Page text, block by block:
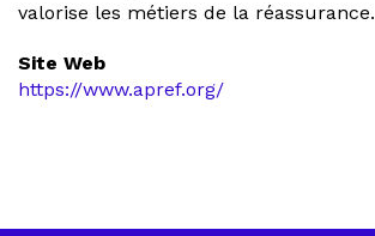
valorise les métiers de la réassurance.
Site Web
https://www.apref.org/